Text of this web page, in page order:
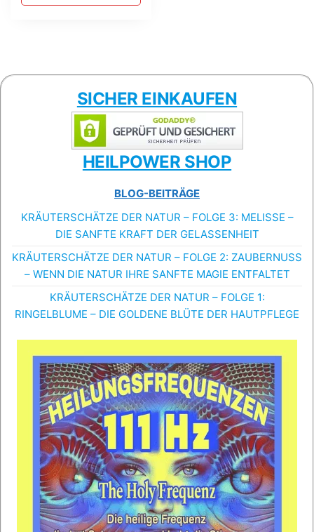
SICHER EINKAUFEN
HEILPOWER SHOP
BLOG-BEITRÄGE
KRÄUTERSCHÄTZE DER NATUR – FOLGE 3: MELISSE –
DIE SANFTE KRAFT DER GELASSENHEIT
KRÄUTERSCHÄTZE DER NATUR – FOLGE 2: ZAUBERNUSS
– WENN DIE NATUR IHRE SANFTE MAGIE ENTFALTET
KRÄUTERSCHÄTZE DER NATUR – FOLGE 1:
RINGELBLUME – DIE GOLDENE BLÜTE DER HAUTPFLEGE